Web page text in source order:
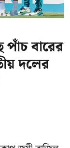
বারের
দলের